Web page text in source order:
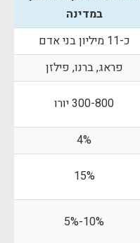
במדינה
כ-11 מיליון בני אדם
פראג, ברנו, פילזן
300-800 יורו
4%
15%
10%-5%